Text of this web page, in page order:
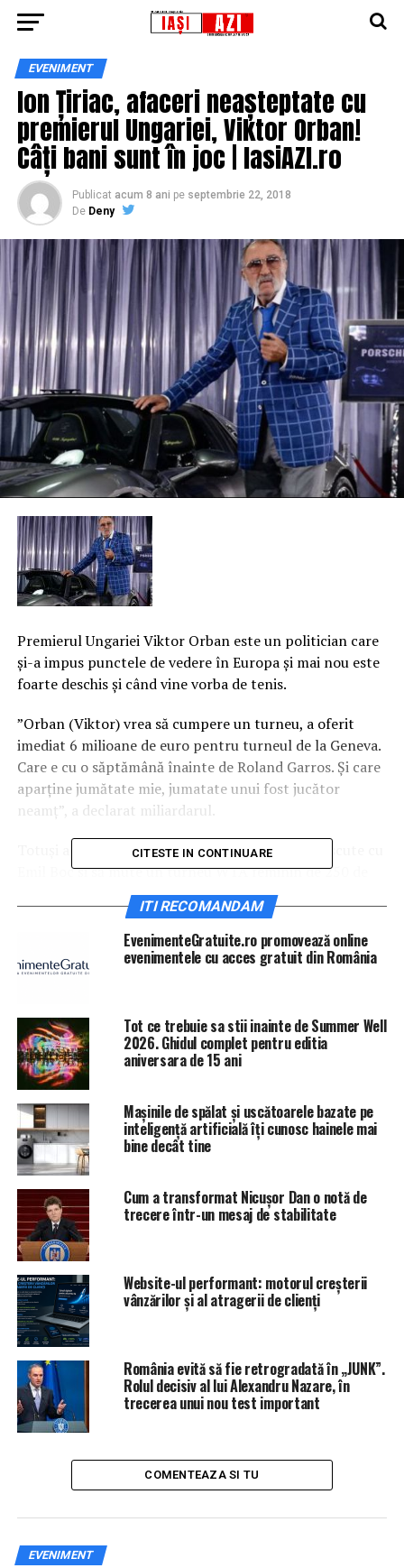
EVENIMENT
Ion Țiriac, afaceri neașteptate cu
premierul Ungariei, Viktor Orban!
Câți bani sunt în joc | IasiAZI.ro
Publicat acum 8 ani pe septembrie 22, 2018
De Deny
Premierul Ungariei Viktor Orban este un politician care
şi-a impus punctele de vedere în Europa şi mai nou este
foarte deschis şi când vine vorba de tenis.
”Orban (Viktor) vrea să cumpere un turneu, a oferit
imediat 6 milioane de euro pentru turneul de la Geneva.
Care e cu o săptămână înainte de Roland Garros. Şi care
aparţine jumătate mie, jumatate unui fost jucător
neamţ”, a declarat miliardarul.
Totuşi acesta a adăugat că ar dori mai întâi să discute cu
Emil Boc şi să mute un turneu WTA feminin de 250 de
Decizie șocantă a autorităților locale! Orașul în care
este INTERZIS să ai pisici ca animale de companie |
IasiAZI.ro
ce s-a întâmplat cu părul său | IasiAZI.ro
CITESTE IN CONTINUARE
ITI RECOMANDAM
EvenimenteGratuite.ro promovează online
evenimentele cu acces gratuit din România
Tot ce trebuie sa stii inainte de Summer Well
2026. Ghidul complet pentru editia
aniversara de 15 ani
Mașinile de spălat și uscătoarele bazate pe
inteligență artificială îți cunosc hainele mai
bine decât tine
Cum a transformat Nicușor Dan o notă de
trecere într-un mesaj de stabilitate
Website-ul performant: motorul creșterii
vânzărilor și al atragerii de clienți
România evită să fie retrogradată în „JUNK”.
Rolul decisiv al lui Alexandru Nazare, în
trecerea unui nou test important
COMENTEAZA SI TU
EVENIMENT